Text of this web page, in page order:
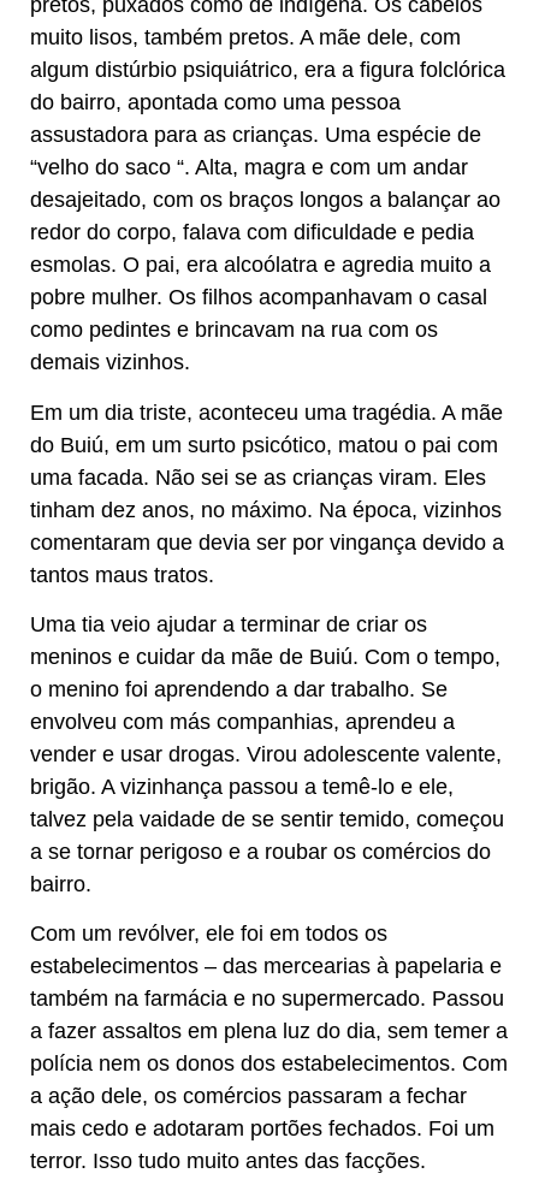
pretos, puxados como de indígena. Os cabelos
muito lisos, também pretos. A mãe dele, com
algum distúrbio psiquiátrico, era a figura folclórica
do bairro, apontada como uma pessoa
assustadora para as crianças. Uma espécie de
“velho do saco “. Alta, magra e com um andar
desajeitado, com os braços longos a balançar ao
redor do corpo, falava com dificuldade e pedia
esmolas. O pai, era alcoólatra e agredia muito a
pobre mulher. Os filhos acompanhavam o casal
como pedintes e brincavam na rua com os
demais vizinhos.
Em um dia triste, aconteceu uma tragédia. A mãe
do Buiú, em um surto psicótico, matou o pai com
uma facada. Não sei se as crianças viram. Eles
tinham dez anos, no máximo. Na época, vizinhos
comentaram que devia ser por vingança devido a
tantos maus tratos.
Uma tia veio ajudar a terminar de criar os
meninos e cuidar da mãe de Buiú. Com o tempo,
o menino foi aprendendo a dar trabalho. Se
envolveu com más companhias, aprendeu a
vender e usar drogas. Virou adolescente valente,
brigão. A vizinhança passou a temê-lo e ele,
talvez pela vaidade de se sentir temido, começou
a se tornar perigoso e a roubar os comércios do
bairro.
Com um revólver, ele foi em todos os
estabelecimentos – das mercearias à papelaria e
também na farmácia e no supermercado. Passou
a fazer assaltos em plena luz do dia, sem temer a
polícia nem os donos dos estabelecimentos. Com
a ação dele, os comércios passaram a fechar
mais cedo e adotaram portões fechados. Foi um
terror. Isso tudo muito antes das facções.